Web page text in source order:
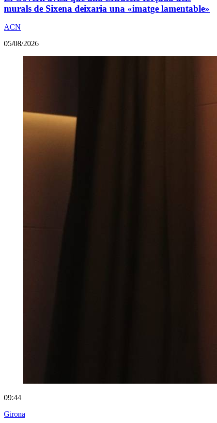
murals de Sixena deixaria una «imatge lamentable»
ACN
05/08/2026
09:44
Girona